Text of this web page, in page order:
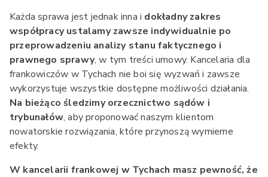
Każda sprawa jest jednak inna i dokładny zakres
współpracy ustalamy zawsze indywidualnie po
przeprowadzeniu analizy stanu faktycznego i
prawnego sprawy, w tym treści umowy. Kancelaria dla
frankowiczów w Tychach nie boi się wyzwań i zawsze
wykorzystuje wszystkie dostępne możliwości działania.
Na bieżąco śledzimy orzecznictwo sądów i
trybunałów, aby proponować naszym klientom
nowatorskie rozwiązania, które przynoszą wymierne
efekty.
W kancelarii frankowej w Tychach masz pewność, że